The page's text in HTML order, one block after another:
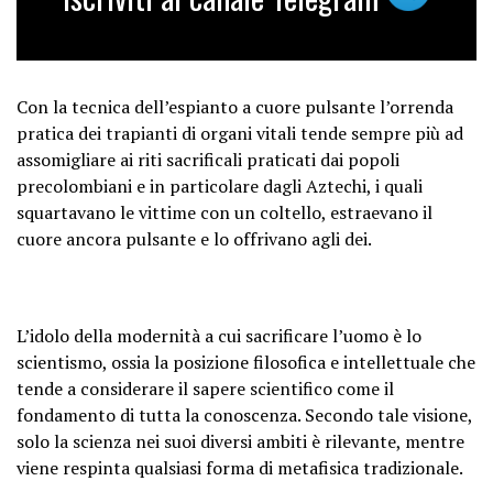
Con la tecnica dell’espianto a cuore pulsante l’orrenda
pratica dei trapianti di organi vitali tende sempre più ad
assomigliare ai riti sacrificali praticati dai popoli
precolombiani e in particolare dagli Aztechi, i quali
squartavano le vittime con un coltello, estraevano il
cuore ancora pulsante e lo offrivano agli dei.
L’idolo della modernità a cui sacrificare l’uomo è lo
scientismo, ossia la posizione filosofica e intellettuale che
tende a considerare il sapere scientifico come il
fondamento di tutta la conoscenza. Secondo tale visione,
solo la scienza nei suoi diversi ambiti è rilevante, mentre
viene respinta qualsiasi forma di metafisica tradizionale.